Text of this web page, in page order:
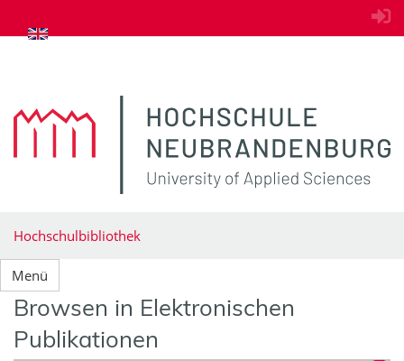
zum Inhalt springen
Hochschulbibliothek
Menü
Browsen in Elektronischen
Publikationen